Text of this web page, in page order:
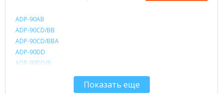
ADP-90AB
ADP-90CD/BB
ADP-90CD/BBA
ADP-90DD
ADP-90DD/B
Показать еще